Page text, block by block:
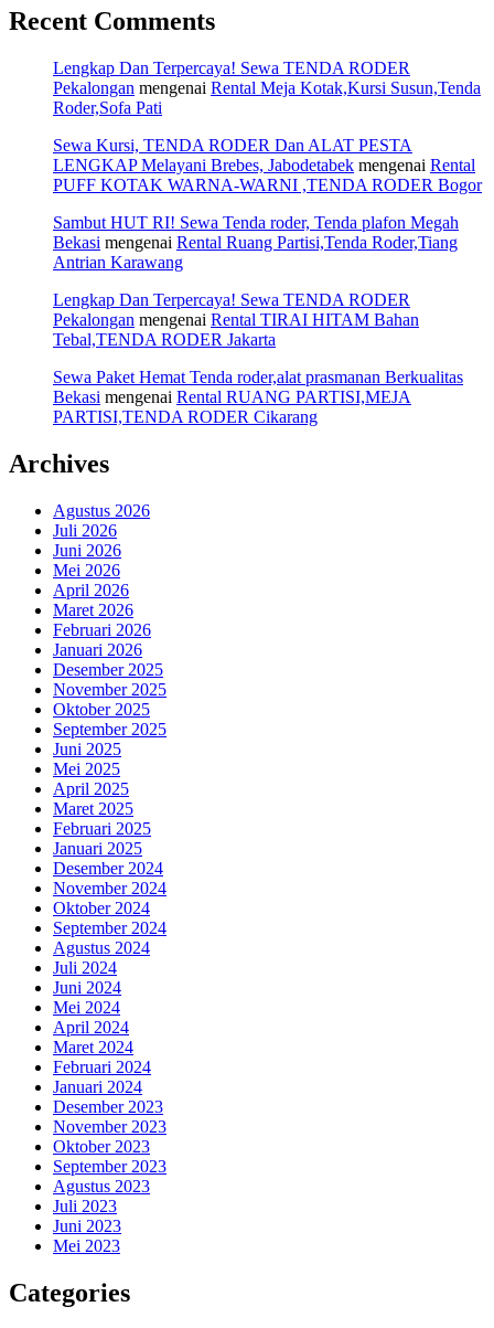
Recent Comments
Lengkap Dan Terpercaya! Sewa TENDA RODER
Pekalongan mengenai Rental Meja Kotak,Kursi Susun,Tenda
Roder,Sofa Pati
Sewa Kursi, TENDA RODER Dan ALAT PESTA
LENGKAP Melayani Brebes, Jabodetabek mengenai Rental
PUFF KOTAK WARNA-WARNI ,TENDA RODER Bogor
Sambut HUT RI! Sewa Tenda roder, Tenda plafon Megah
Bekasi mengenai Rental Ruang Partisi,Tenda Roder,Tiang
Antrian Karawang
Lengkap Dan Terpercaya! Sewa TENDA RODER
Pekalongan mengenai Rental TIRAI HITAM Bahan
Tebal,TENDA RODER Jakarta
Sewa Paket Hemat Tenda roder,alat prasmanan Berkualitas
Bekasi mengenai Rental RUANG PARTISI,MEJA
PARTISI,TENDA RODER Cikarang
Archives
Agustus 2026
Juli 2026
Juni 2026
Mei 2026
April 2026
Maret 2026
Februari 2026
Januari 2026
Desember 2025
November 2025
Oktober 2025
September 2025
Juni 2025
Mei 2025
April 2025
Maret 2025
Februari 2025
Januari 2025
Desember 2024
November 2024
Oktober 2024
September 2024
Agustus 2024
Juli 2024
Juni 2024
Mei 2024
April 2024
Maret 2024
Februari 2024
Januari 2024
Desember 2023
November 2023
Oktober 2023
September 2023
Agustus 2023
Juli 2023
Juni 2023
Mei 2023
Categories